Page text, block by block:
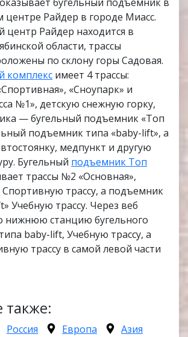
Райдер в городе Миасс.
Райдер находится в
области, трассы
по склону горы Садовая.
комплекс имеет 4 трассы:
«Сноупарк» и
№1», детскую снежную горку,
— бугельный подъемник «Топ
подъемник типа «baby-lift», а
медпункт и другую
Бугельный подъемник Топ
трассы №2 «Основная»,
Спортивную трассу, а подъемник
Учебную трассу. Через веб
нижнюю станцию бугельного
baby-lift, Учебную трассу, а
трассу в самой левой части
также:
Россия Европа Азия